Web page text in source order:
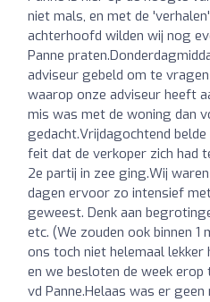
niet mals, en met de
achterhoofd wilden wij nog
Panne
adviseur gebeld om te
waarop onze adviseur heeft
mis was met de woning dan
gedacht.Vrijdagochtend
feit dat de verkoper zich had
2e partij in zee ging.Wij
dagen ervoor zo intensief
geweest. Denk aan
etc. (We zouden ook binnen 1
ons toch niet helemaal
en we besloten de week
vd Panne.Helaas was er